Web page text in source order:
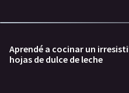
Aprendé a cocinar un
hojas de dulce de leche